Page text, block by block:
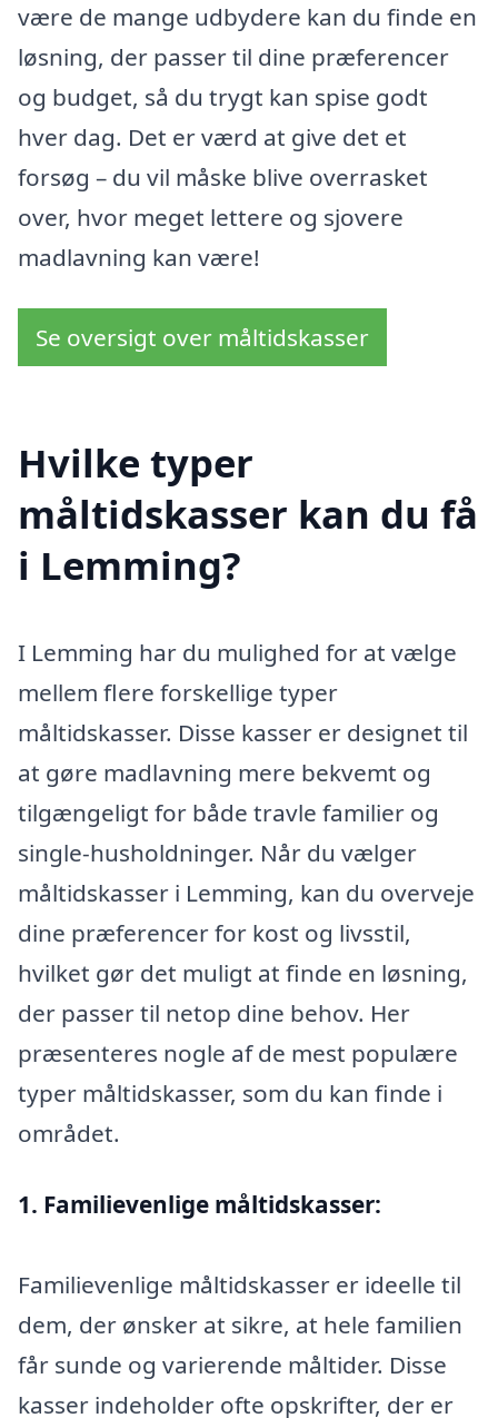
være de mange udbydere kan du finde en
løsning, der passer til dine præferencer
og budget, så du trygt kan spise godt
hver dag. Det er værd at give det et
forsøg – du vil måske blive overrasket
over, hvor meget lettere og sjovere
madlavning kan være!
Se oversigt over måltidskasser
Hvilke typer
måltidskasser kan du få
i Lemming?
I Lemming har du mulighed for at vælge
mellem flere forskellige typer
måltidskasser. Disse kasser er designet til
at gøre madlavning mere bekvemt og
tilgængeligt for både travle familier og
single-husholdninger. Når du vælger
måltidskasser i Lemming, kan du overveje
dine præferencer for kost og livsstil,
hvilket gør det muligt at finde en løsning,
der passer til netop dine behov. Her
præsenteres nogle af de mest populære
typer måltidskasser, som du kan finde i
området.
1. Familievenlige måltidskasser:
Familievenlige måltidskasser er ideelle til
dem, der ønsker at sikre, at hele familien
får sunde og varierende måltider. Disse
kasser indeholder ofte opskrifter, der er